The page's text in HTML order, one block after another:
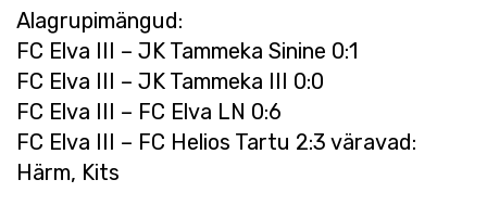
Alagrupimängud:
FC Elva III – JK Tammeka Sinine 0:1
FC Elva III – JK Tammeka III 0:0
FC Elva III – FC Elva LN 0:6
FC Elva III – FC Helios Tartu 2:3 väravad:
Härm, Kits